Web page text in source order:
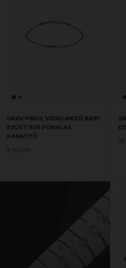
GRAV PIROS VÉDELMEZŐ BABY
EZÜST 925 FONALAS
KARKÖTŐ
5 900 Ft